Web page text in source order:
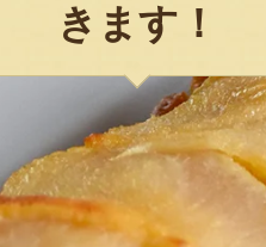
きます！